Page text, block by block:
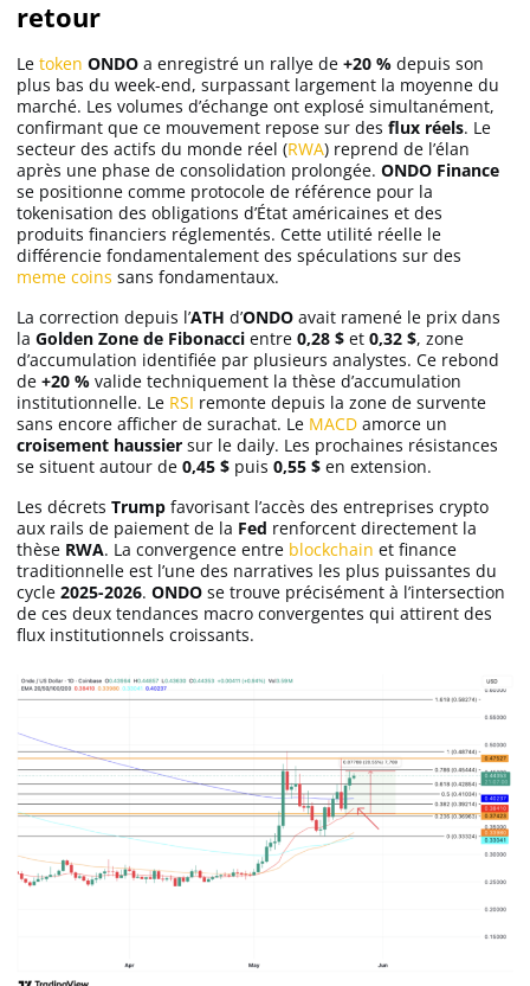
retour
Le token ONDO a enregistré un rallye de +20 % depuis son
plus bas du week-end, surpassant largement la moyenne du
marché. Les volumes d’échange ont explosé simultanément,
confirmant que ce mouvement repose sur des flux réels. Le
secteur des actifs du monde réel (RWA) reprend de l’élan
après une phase de consolidation prolongée. ONDO Finance
se positionne comme protocole de référence pour la
tokenisation des obligations d’État américaines et des
produits financiers réglementés. Cette utilité réelle le
différencie fondamentalement des spéculations sur des
meme coins sans fondamentaux.
La correction depuis l’ATH d’ONDO avait ramené le prix dans
la Golden Zone de Fibonacci entre 0,28 $ et 0,32 $, zone
d’accumulation identifiée par plusieurs analystes. Ce rebond
de +20 % valide techniquement la thèse d’accumulation
institutionnelle. Le RSI remonte depuis la zone de survente
sans encore afficher de surachat. Le MACD amorce un
croisement haussier sur le daily. Les prochaines résistances
se situent autour de 0,45 $ puis 0,55 $ en extension.
Les décrets Trump favorisant l’accès des entreprises crypto
aux rails de paiement de la Fed renforcent directement la
thèse RWA. La convergence entre blockchain et finance
traditionnelle est l’une des narratives les plus puissantes du
cycle 2025-2026. ONDO se trouve précisément à l’intersection
de ces deux tendances macro convergentes qui attirent des
flux institutionnels croissants.